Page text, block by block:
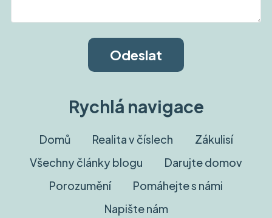
Rychlá navigace
Domů Realita v číslech
Zákulisí
Všechny články blogu
Darujte domov
Porozumění
Pomáhejte s námi
Napište nám